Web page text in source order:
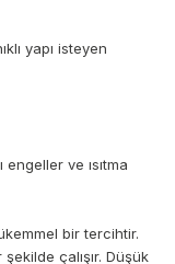
yapı isteyen
ve ısıtma
bir tercihtir.
çalışır. Düşük